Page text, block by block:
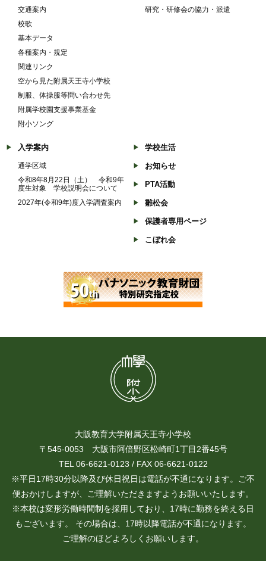
交通案内
校歌
基本データ
各種案内・規定
関連リンク
空から見た附属天王寺小学校
制服、体操服等問い合わせ先
附属学校園支援事業基金
附小ソング
研究・研修会の協力・派遣
入学案内
通学区域
令和8年8月22日（土） 令和9年
度生対象 学校説明会について
2027年(令和9年)度入学調査案内
学校生活
お知らせ
PTA活動
雛松会
保護者専用ページ
こぼれ会
大阪教育大学附属天王寺小学校
〒545-0053 大阪市阿倍野区松崎町1丁目2番45号
TEL 06-6621-0123 / FAX 06-6621-0122
※平日17時30分以降及び休日祝日は電話が不通になります。ご不
便おかけしますが、ご理解いただきますようお願いいたします。
※本校は変形労働時間制を採用しており、17時に勤務を終える日
もございます。 その場合は、17時以降電話が不通になります。
ご理解のほどよろしくお願いします。